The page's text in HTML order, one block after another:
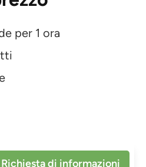
per 1 ora
Richiesta di informazioni